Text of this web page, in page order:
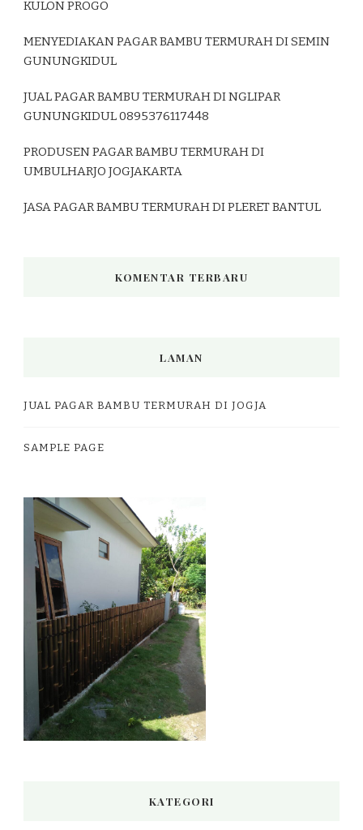
KULON PROGO
MENYEDIAKAN PAGAR BAMBU TERMURAH DI SEMIN
GUNUNGKIDUL
JUAL PAGAR BAMBU TERMURAH DI NGLIPAR
GUNUNGKIDUL 0895376117448
PRODUSEN PAGAR BAMBU TERMURAH DI
UMBULHARJO JOGJAKARTA
JASA PAGAR BAMBU TERMURAH DI PLERET BANTUL
KOMENTAR TERBARU
LAMAN
JUAL PAGAR BAMBU TERMURAH DI JOGJA
SAMPLE PAGE
KATEGORI